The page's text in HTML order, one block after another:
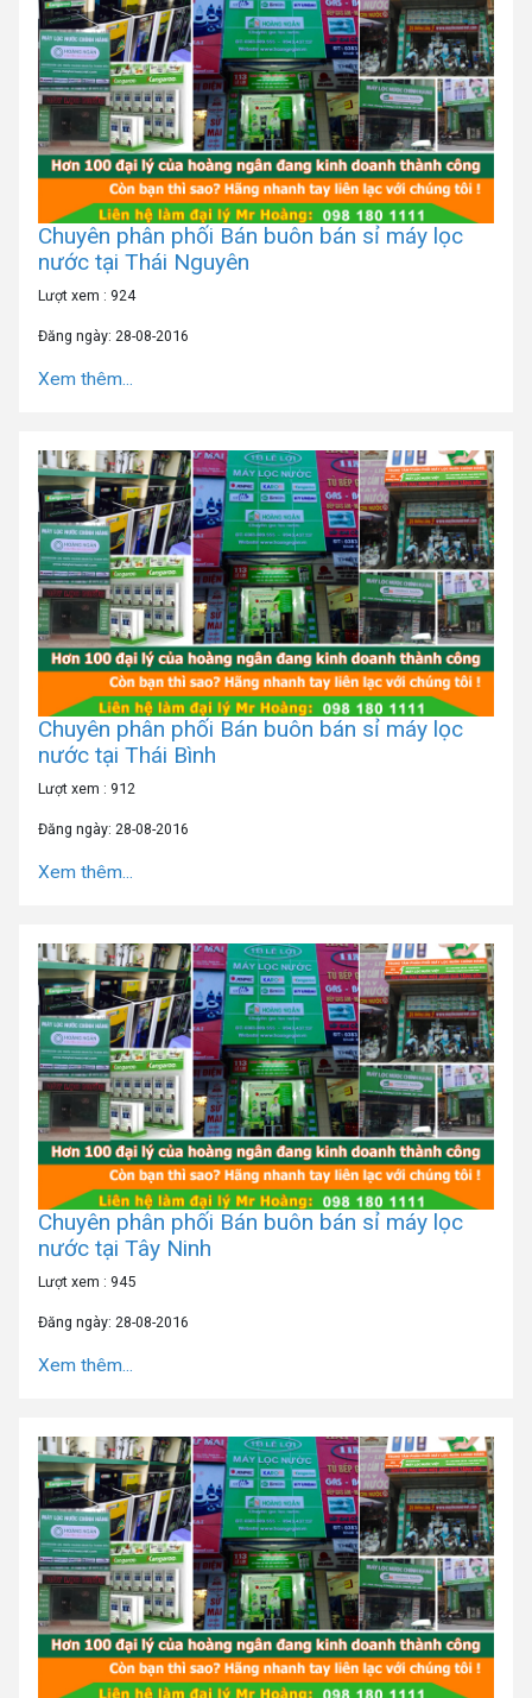
Chuyên phân phối Bán buôn bán sỉ máy lọc
nước tại Thái Nguyên
Lượt xem : 924
Đăng ngày: 28-08-2016
Xem thêm...
Chuyên phân phối Bán buôn bán sỉ máy lọc
nước tại Thái Bình
Lượt xem : 912
Đăng ngày: 28-08-2016
Xem thêm...
Chuyên phân phối Bán buôn bán sỉ máy lọc
nước tại Tây Ninh
Lượt xem : 945
Đăng ngày: 28-08-2016
Xem thêm...